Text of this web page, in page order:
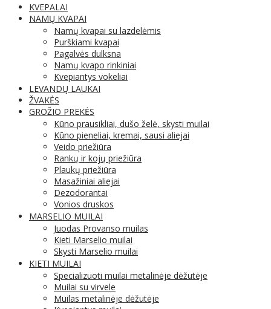
KVEPALAI
NAMŲ KVAPAI
Namų kvapai su lazdelėmis
Purškiami kvapai
Pagalvės dulksna
Namų kvapo rinkiniai
Kvepiantys vokeliai
LEVANDŲ LAUKAI
ŽVAKĖS
GROŽIO PREKĖS
Kūno prausikliai, dušo želė, skysti muilai
Kūno pieneliai, kremai, sausi aliejai
Veido priežiūra
Rankų ir kojų priežiūra
Plaukų priežiūra
Masažiniai aliejai
Dezodorantai
Vonios druskos
MARSELIO MUILAI
Juodas Provanso muilas
Kieti Marselio muilai
Skysti Marselio muilai
KIETI MUILAI
Specializuoti muilai metalinėje dėžutėje
Muilai su virvele
Muilas metalinėje dėžutėje